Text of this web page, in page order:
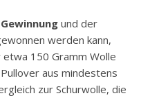
Gewinnung und der
werden kann,
150 Gramm Wolle
aus mindestens
zur Schurwolle, die